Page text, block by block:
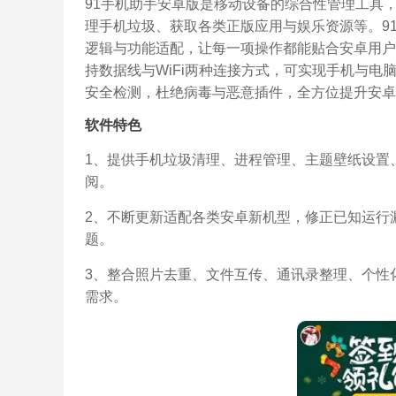
91手机助手安卓版是移动设备的综合性管理工具
理手机垃圾、获取各类正版应用与娱乐资源等。
逻辑与功能适配，让每一项操作都能贴合安卓用
持数据线与WiFi两种连接方式，可实现手机与电
安全检测，杜绝病毒与恶意插件，全方位提升安
软件特色
1、提供手机垃圾清理、进程管理、主题壁纸设
阅。
2、不断更新适配各类安卓新机型，修正已知运
题。
3、整合照片去重、文件互传、通讯录整理、个
需求。